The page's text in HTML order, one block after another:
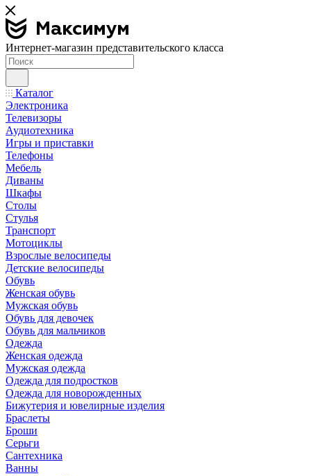
Интернет-магазин представительского класса
Каталог
Электроника
Телевизоры
Аудиотехника
Игры и приставки
Телефоны
Мебель
Диваны
Шкафы
Столы
Стулья
Транспорт
Мотоциклы
Взрослые велосипеды
Детские велосипеды
Обувь
Женская обувь
Мужская обувь
Обувь для девочек
Обувь для мальчиков
Одежда
Женская одежда
Мужская одежда
Одежда для подростков
Одежда для новорожденных
Бижутерия и ювелирные изделия
Браслеты
Броши
Серьги
Сантехника
Ванны